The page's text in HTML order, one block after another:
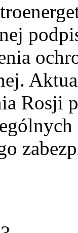
Rosji